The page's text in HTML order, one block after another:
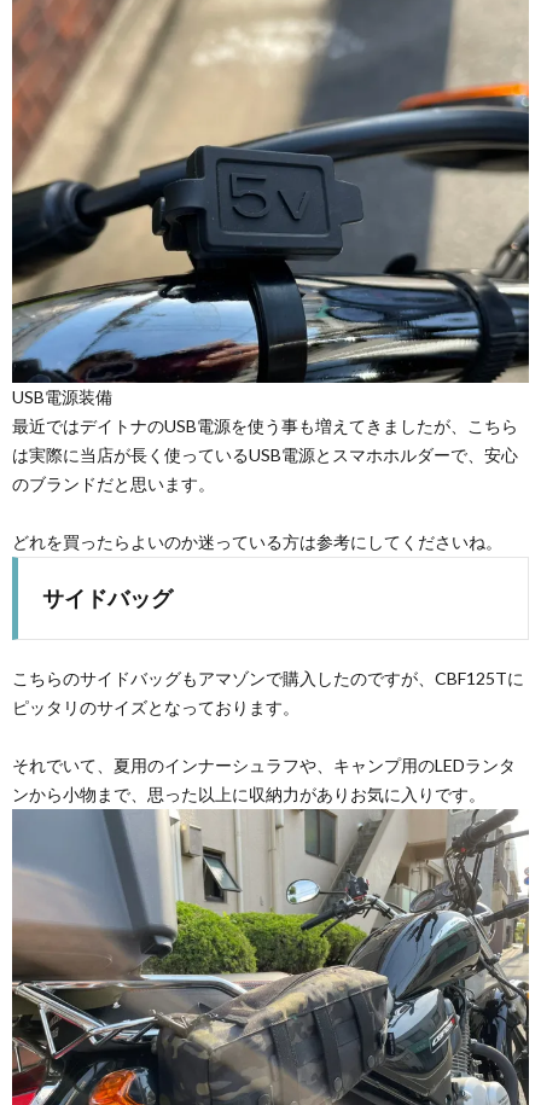
USB電源装備
最近ではデイトナのUSB電源を使う事も増えてきましたが、こちら
は実際に当店が長く使っているUSB電源とスマホホルダーで、安心
のブランドだと思います。
どれを買ったらよいのか迷っている方は参考にしてくださいね。
サイドバッグ
こちらのサイドバッグもアマゾンで購入したのですが、CBF125Tに
ピッタリのサイズとなっております。
それでいて、夏用のインナーシュラフや、キャンプ用のLEDランタ
ンから小物まで、思った以上に収納力がありお気に入りです。